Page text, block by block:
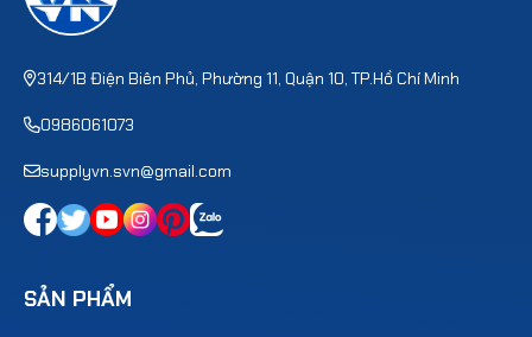
314/1B Điện Biên Phủ, Phường 11, Quận 10, TP.Hồ Chí Minh
0986061073
supplyvn.svn@gmail.com
SẢN PHẨM